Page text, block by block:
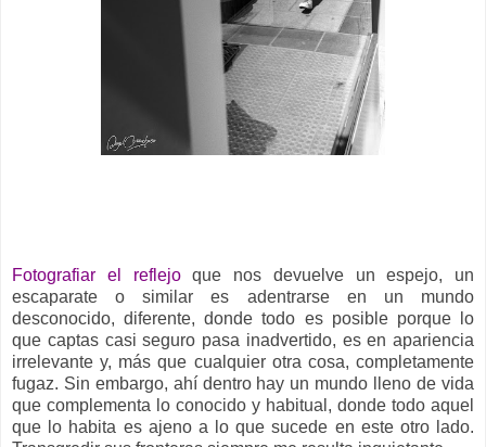
Fotografiar el reflejoque nos devuelve un espejo, un
escaparate o similar es adentrarse en un mundo
desconocido, diferente, donde todo es posible porque lo
que captas casi seguro pasa inadvertido, es en apariencia
irrelevante y, más que cualquier otra cosa, completamente
fugaz. Sin embargo, ahí dentro hay un mundo lleno de vida
que complementa lo conocido y habitual, donde todo aquel
que lo habita es ajeno a lo que sucede en este otro lado.